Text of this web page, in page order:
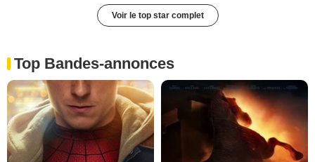
Voir le top star complet
Top Bandes-annonces